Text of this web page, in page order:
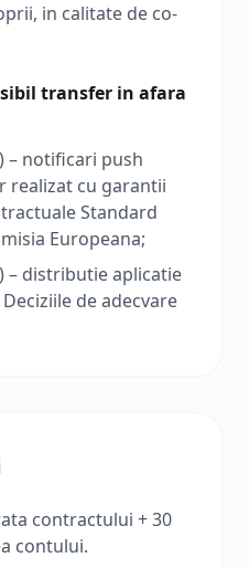
in calitate de co-
transfer in afara
– notificari push
realizat cu garantii
Standard
Europeana;
– distributie aplicatie
de adecvare
contractului + 30
contului.